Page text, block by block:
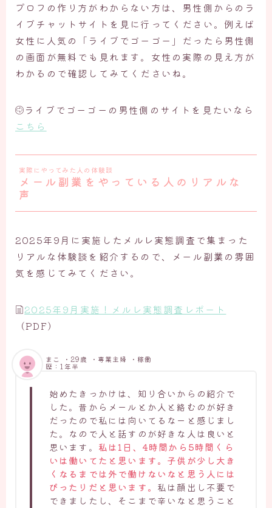
プロフの作り方がわからない方は、男性側からのラ
イブチャットサイトを見に行ってください。例えば
女性に人気の「ライブでゴーゴー」だったら男性側
の画面が無料でも見れます。女性の実際の見え方が
わかるので確認してみてくださいね。
ライブでゴーゴーの男性側のサイトを見たいなら
こちら
実際にやってみた人の体験談
メール副業をやっている人のリアルな
声
2025年9月に実施したメルレ実態調査で集まった
リアルな体験談を紹介するので、メール副業の雰囲
気を感じてみてください。
2025年9月実施！メルレ実態調査レポート
（PDF）
始めたきっかけは、知り合いからの紹介で
した。昔からメールとか人と絡むのが好き
だったので私には向いてるなーと感じまし
た。なので人と話すのが好きな人は良いと
思います。 私は1日、4時間から5時間くら
いは働いてたと思います。子供が少し大き
くなるまでは外で働けないなと思う人には
ぴったりだと思います。 私は顔出し不要で
できましたし、そこまで辛いなと思うこと
まこ ・29歳 ・専業主婦 ・稼働
歴：1年半